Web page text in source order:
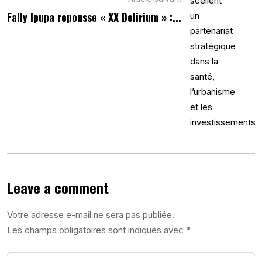
Fally Ipupa repousse « XX Delirium » :...
Leave a comment
Votre adresse e-mail ne sera pas publiée.
Les champs obligatoires sont indiqués avec *